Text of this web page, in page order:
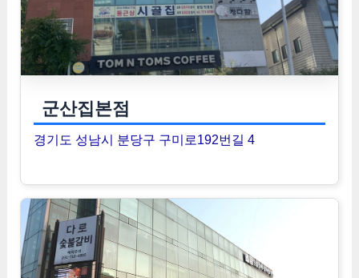
군산집본점
경기도 성남시 분당구 구미로192번길 4